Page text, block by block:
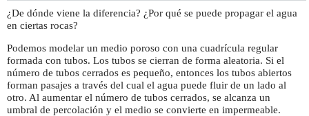
¿De dónde viene la diferencia? ¿Por qué se puede propagar el agua
en ciertas rocas?
Podemos modelar un medio poroso con una cuadrícula regular
formada con tubos. Los tubos se cierran de forma aleatoria. Si el
número de tubos cerrados es pequeño, entonces los tubos abiertos
forman pasajes a través del cual el agua puede fluir de un lado al
otro. Al aumentar el número de tubos cerrados, se alcanza un
umbral de percolación y el medio se convierte en impermeable.